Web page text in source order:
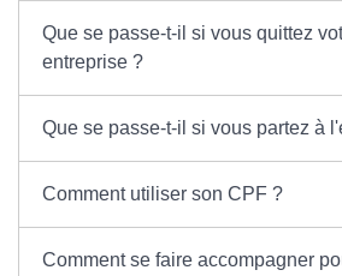
Que se passe-t-il si vous quittez
entreprise ?
Que se passe-t-il si vous partez à
Comment utiliser son CPF ?
Comment se faire accompagner